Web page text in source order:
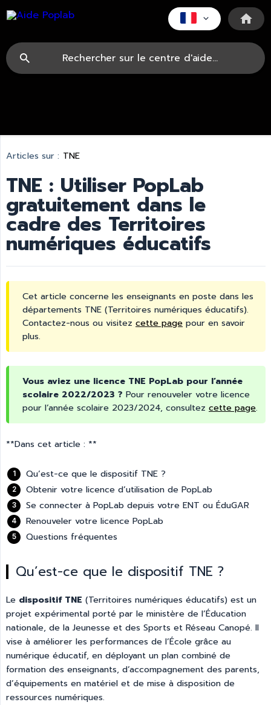
Articles sur : TNE
TNE : Utiliser PopLab
gratuitement dans le
cadre des Territoires
numériques éducatifs
Cet article concerne les enseignants en poste dans les
départements TNE (Territoires numériques éducatifs).
Contactez-nous ou visitez cette page pour en savoir
plus.
Vous aviez une licence TNE PopLab pour l’année
scolaire 2022/2023 ? Pour renouveler votre licence
pour l’année scolaire 2023/2024, consultez cette page.
**Dans cet article : **
Qu’est-ce que le dispositif TNE ?
Obtenir votre licence d’utilisation de PopLab
Se connecter à PopLab depuis votre ENT ou ÉduGAR
Renouveler votre licence PopLab
Questions fréquentes
Qu’est-ce que le dispositif TNE ?
Le dispositif TNE (Territoires numériques éducatifs) est un
projet expérimental porté par le ministère de l’Éducation
nationale, de la Jeunesse et des Sports et Réseau Canopé. Il
vise à améliorer les performances de l’École grâce au
numérique éducatif, en déployant un plan combiné de
formation des enseignants, d’accompagnement des parents,
d’équipements en matériel et de mise à disposition de
ressources numériques.